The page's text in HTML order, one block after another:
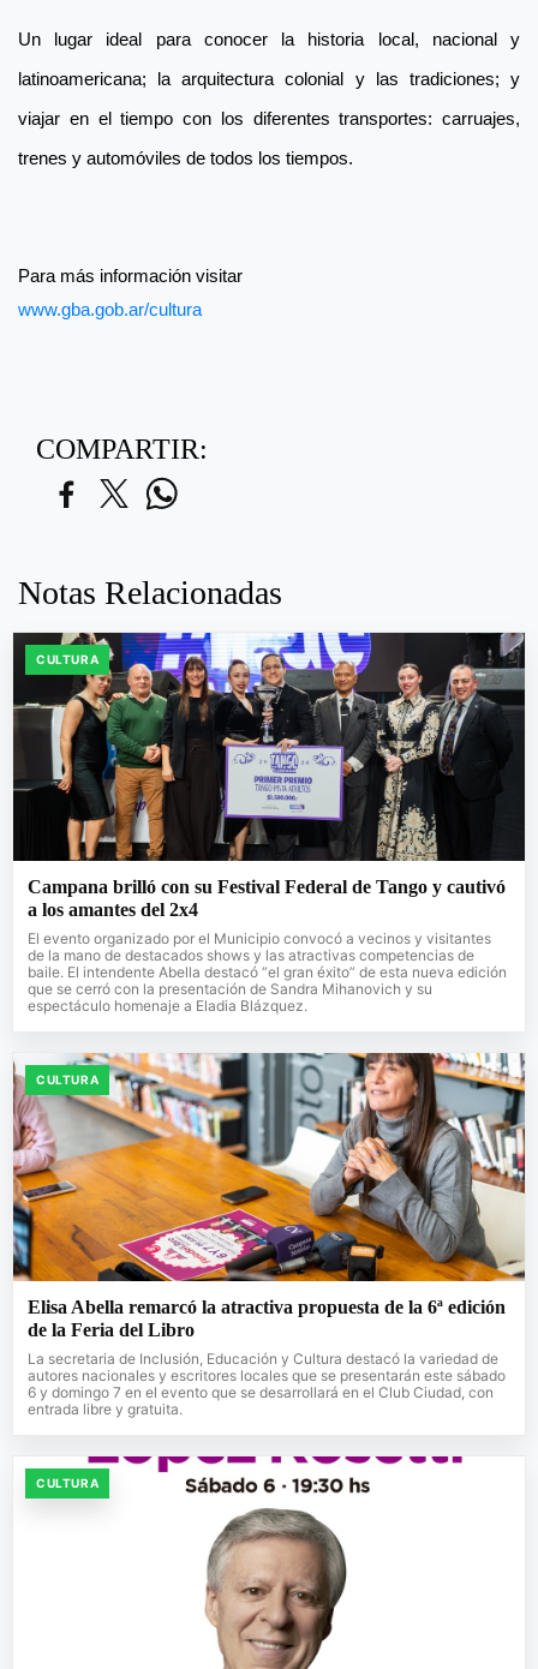
Un lugar ideal para conocer la historia local, nacional y
latinoamericana; la arquitectura colonial y las tradiciones; y
viajar en el tiempo con los diferentes transportes: carruajes,
trenes y automóviles de todos los tiempos.
Para más información visitar
www.gba.gob.ar/cultura
COMPARTIR:
Notas Relacionadas
CULTURA
Campana brilló con su Festival Federal de Tango y cautivó
a los amantes del 2x4
El evento organizado por el Municipio convocó a vecinos y visitantes
de la mano de destacados shows y las atractivas competencias de
baile. El intendente Abella destacó “el gran éxito” de esta nueva edición
que se cerró con la presentación de Sandra Mihanovich y su
espectáculo homenaje a Eladia Blázquez.
CULTURA
Elisa Abella remarcó la atractiva propuesta de la 6ª edición
de la Feria del Libro
La secretaria de Inclusión, Educación y Cultura destacó la variedad de
autores nacionales y escritores locales que se presentarán este sábado
6 y domingo 7 en el evento que se desarrollará en el Club Ciudad, con
entrada libre y gratuita.
CULTURA